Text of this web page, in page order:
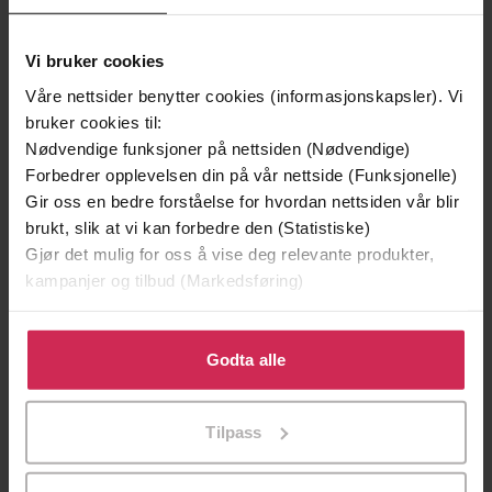
Vi bruker cookies
Våre nettsider benytter cookies (informasjonskapsler). Vi
bruker cookies til:
Nødvendige funksjoner på nettsiden (Nødvendige)
Forbedrer opplevelsen din på vår nettside (Funksjonelle)
Gir oss en bedre forståelse for hvordan nettsiden vår blir
brukt, slik at vi kan forbedre den (Statistiske)
Gjør det mulig for oss å vise deg relevante produkter,
kampanjer og tilbud (Markedsføring)
Klikk på «Godta alle» for å gi oss ditt samtykke til å
bruke cookies for alle disse formålene. Du kan også
tilpasse ditt samtykke til spesifikke formål ved å klikke
Godta alle
Tilpass
169,-
Maja Lunde
Franz Kafka
Undertittel
Explore the ancient practice of natural